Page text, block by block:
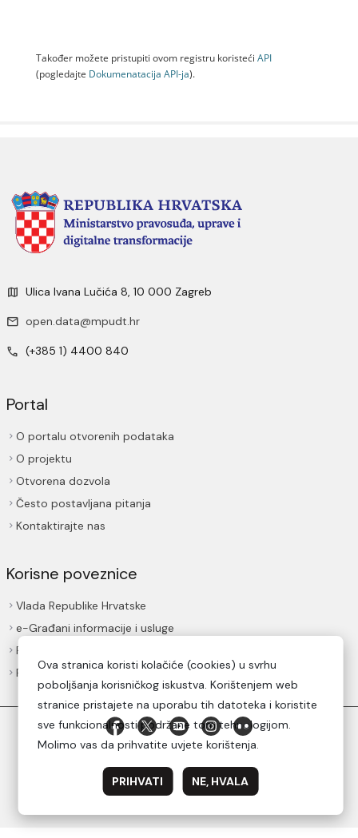
Također možete pristupiti ovom registru koristeći API
(pogledajte Dokumenаtаcijа API-jа).